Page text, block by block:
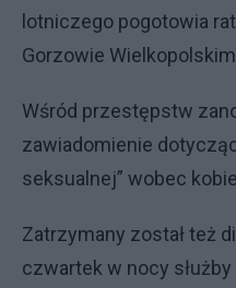
lotniczego pogotowia
Gorzowie
Wśród przestępstw
zawiadomienie
seksualnej” wobec
Zatrzymany został też
czwartek w nocy służby